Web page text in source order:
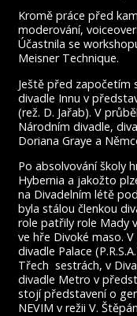
Kromě práce před
moderování,
Účastnila se
Meisner Technique.
Ještě před započetím
divadle Innu v
(rež. D. Jařab). V
Národním divadle,
Doriana Graye a
Po absolvování školy
Hybernia a jakožto
na Divadelním létě
byla stálou členkou
role patřily role Mady
ve hře Divoké maso.
divadle Palace
Třech sestrách, v
divadle Metro v
stojí představení o
NEVIM v režii V.